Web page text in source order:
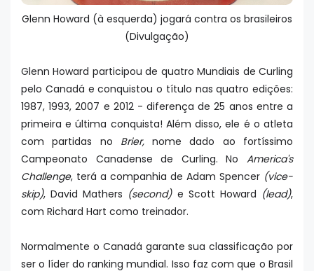
Glenn Howard (à esquerda) jogará contra os brasileiros
(Divulgação)
Glenn Howard participou de quatro Mundiais de Curling
pelo Canadá e conquistou o título nas quatro edições:
1987, 1993, 2007 e 2012 - diferença de 25 anos entre a
primeira e última conquista! Além disso, ele é o atleta
com partidas no Brier,nome dado ao fortíssimo
Campeonato Canadense de Curling. No America's
Challenge, terá a companhia de Adam Spencer (vice-
skip), David Mathers (second)e Scott Howard (lead),
com Richard Hart como treinador.
Normalmente o Canadá garante sua classificação por
ser o líder do ranking mundial. Isso faz com que o Brasil